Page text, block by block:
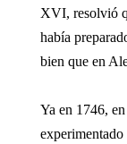
XVI, resolvió
había
bien que en
Ya en 1746,
experimentado